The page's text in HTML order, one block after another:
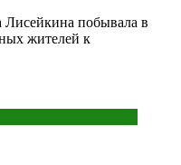
Лисейкина побывала в
жителей к